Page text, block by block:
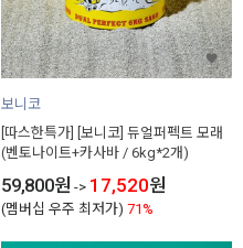
보니코
[따스한특가] [보니코] 듀얼퍼펙트 모래
(벤토나이트+카사바 / 6kg*2개)
59,800원 -> 17,520원
(멤버십 우주 최저가) 71%